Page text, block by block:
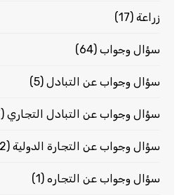
زراعة(17)
سؤال وجواب(64)
سؤال وجواب عن التبادل(5)
سؤال وجواب عن التبادل التجاري(7)
سؤال وجواب عن التجارة الدولية(2)
سؤال وجواب عن التجاره(1)